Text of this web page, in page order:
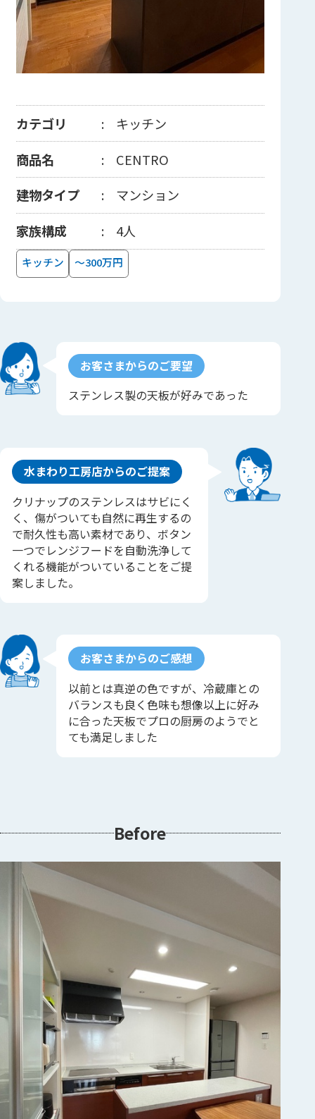
カテゴリ
キッチン
商品名
CENTRO
建物タイプ
マンション
家族構成
4人
キッチン ～300万円
お客さまからのご要望
ステンレス製の天板が好みであった
水まわり工房店からのご提案
クリナップのステンレスはサビにく
く、傷がついても自然に再生するの
で耐久性も高い素材であり、ボタン
一つでレンジフードを自動洗浄して
くれる機能がついていることをご提
案しました。
お客さまからのご感想
以前とは真逆の色ですが、冷蔵庫との
バランスも良く色味も想像以上に好み
に合った天板でプロの厨房のようでと
ても満足しました
Before